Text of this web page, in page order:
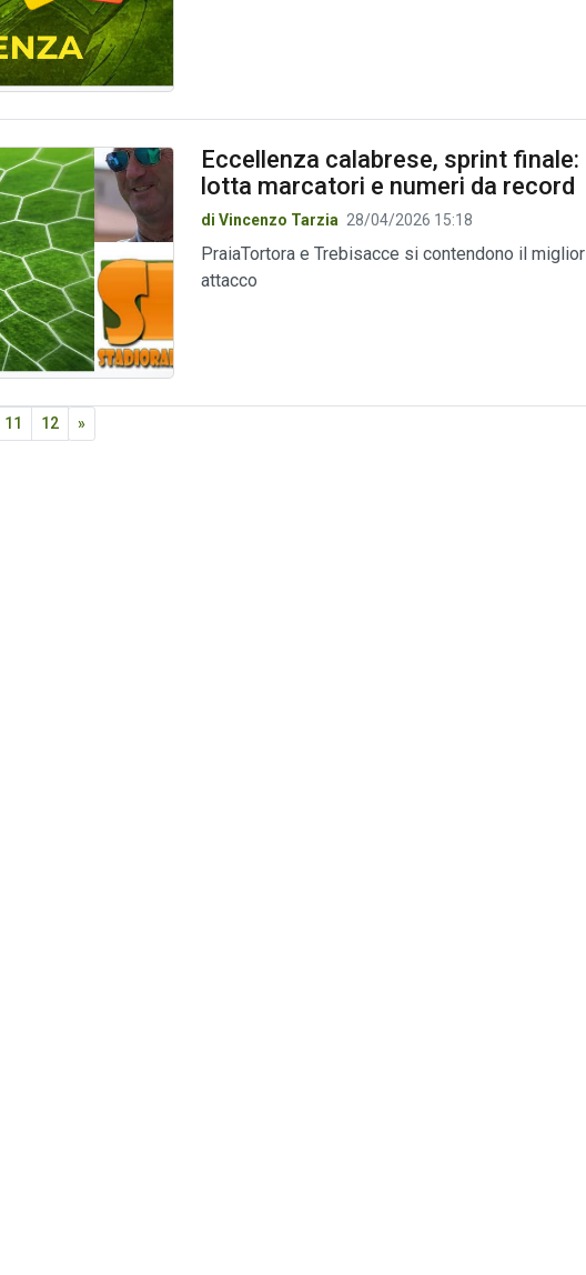
Eccellenza calabrese, sprint finale:
lotta marcatori e numeri da record
di Vincenzo Tarzia 28/04/2026 15:18
PraiaTortora e Trebisacce si contendono il miglior
attacco
11 12 »